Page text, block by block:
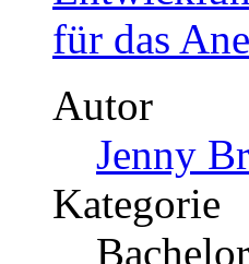
für das
Autor
Jenny
Kategorie